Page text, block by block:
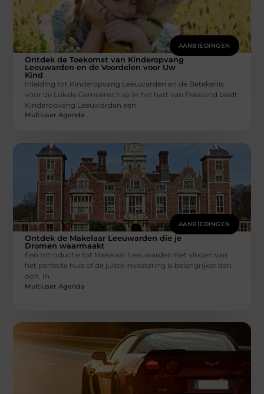
AANBIEDINGEN
Ontdek de Toekomst van Kinderopvang
Leeuwarden en de Voordelen voor Uw
Kind
Inleiding tot Kinderopvang Leeuwarden en de Betekenis
voor de Lokale Gemeenschap In het hart van Friesland biedt
Kinderopvang Leeuwarden een
Multiuser Agenda
AANBIEDINGEN
Ontdek de Makelaar Leeuwarden die je
Dromen waarmaakt
Een Introductie tot Makelaar Leeuwarden Het vinden van
het perfecte huis of de juiste investering is belangrijker dan
ooit. In
Multiuser Agenda